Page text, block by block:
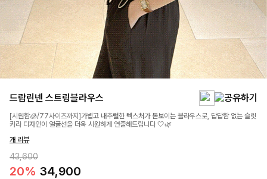
드람린넨 스트링블라우스
[시원함🧊/77사이즈까지]가볍고 내추럴한 텍스처가 돋보이는 블라우스로, 답답함 없는 슬릿
카라 디자인이 얼굴선을 더욱 시원하게 연출해드립니다 🤍🌿
개 리뷰
43,600
20% 34,900